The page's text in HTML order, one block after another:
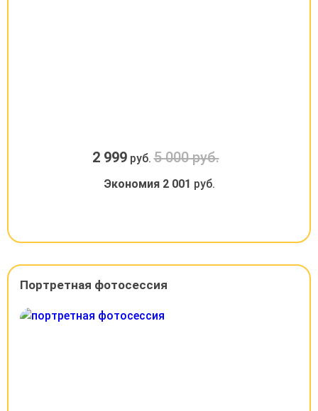
2 999руб.5 000 руб.
Экономия 2 001 руб.
Портретная фотосессия